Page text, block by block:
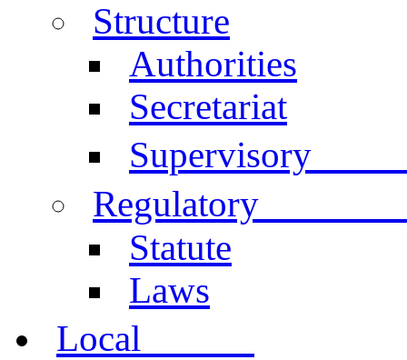
Structure
Authorities
Secretariat
Supervisory
Regulatory
Statute
Laws
Local